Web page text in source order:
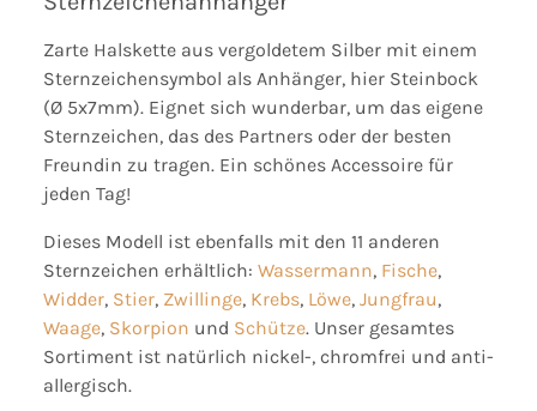
Zarte Halskette aus vergoldetem Silber mit einem
Sternzeichensymbol als Anhänger, hier Steinbock
(Ø 5x7mm). Eignet sich wunderbar, um das eigene
Sternzeichen, das des Partners oder der besten
Freundin zu tragen. Ein schönes Accessoire für
jeden Tag!
Dieses Modell ist ebenfalls mit den 11 anderen
Sternzeichen erhältlich: Wassermann, Fische,
Widder, Stier, Zwillinge, Krebs, Löwe, Jungfrau,
Waage, Skorpion und Schütze. Unser gesamtes
Sortiment ist natürlich nickel-, chromfrei und anti-
allergisch.